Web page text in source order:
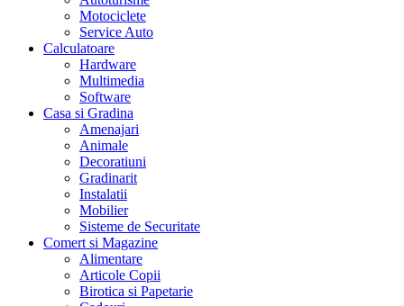
Motociclete
Service Auto
Calculatoare
Hardware
Multimedia
Software
Casa si Gradina
Amenajari
Animale
Decoratiuni
Gradinarit
Instalatii
Mobilier
Sisteme de Securitate
Comert si Magazine
Alimentare
Articole Copii
Birotica si Papetarie